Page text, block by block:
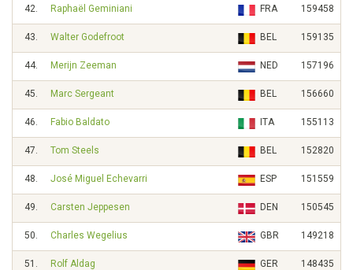
42. Raphaël Geminiani FRA 159458
43. Walter Godefroot BEL 159135
44. Merijn Zeeman NED 157196
45. Marc Sergeant BEL 156660
46. Fabio Baldato ITA 155113
47. Tom Steels BEL 152820
48. José Miguel Echevarri ESP 151559
49. Carsten Jeppesen DEN 150545
50. Charles Wegelius GBR 149218
51. Rolf Aldag GER 148435